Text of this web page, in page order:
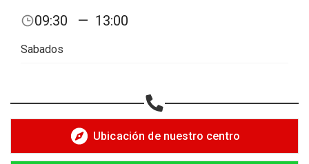
09:30 — 13:00
Sabados
Ubicación de nuestro centro